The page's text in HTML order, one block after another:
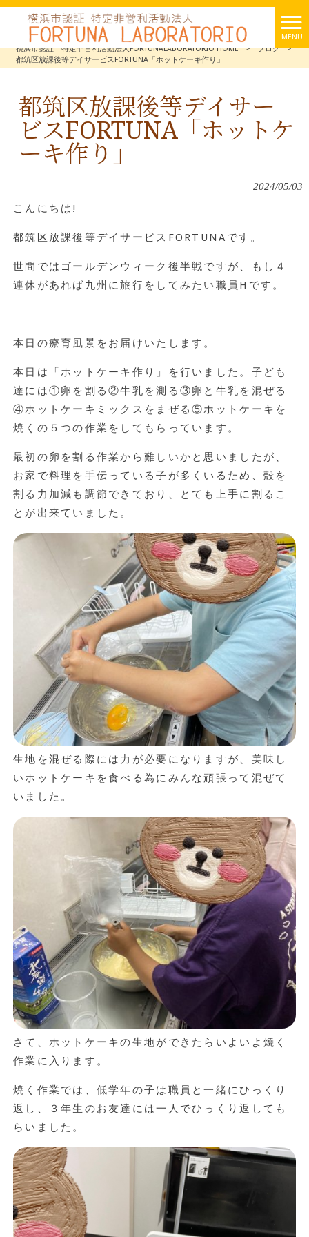
MENU
横浜市認証 特定非営利活動法人FORTUNALABORATORIO HOME
> ブログ
>
都筑区放課後等デイサービスFORTUNA「ホットケーキ作り」
都筑区放課後等デイサー
ビスFORTUNA「ホットケ
ーキ作り」
2024/05/03
こんにちは!
都筑区放課後等デイサービスFORTUNAです。
世間ではゴールデンウィーク後半戦ですが、もし４
連休があれば九州に旅行をしてみたい職員Hです。
本日の療育風景をお届けいたします。
本日は「ホットケーキ作り」を行いました。子ども
達には①卵を割る②牛乳を測る③卵と牛乳を混ぜる
④ホットケーキミックスをまぜる⑤ホットケーキを
焼くの５つの作業をしてもらっています。
最初の卵を割る作業から難しいかと思いましたが、
お家で料理を手伝っている子が多くいるため、殻を
割る力加減も調節できており、とても上手に割るこ
とが出来ていました。
生地を混ぜる際には力が必要になりますが、美味し
いホットケーキを食べる為にみんな頑張って混ぜて
いました。
さて、ホットケーキの生地ができたらいよいよ焼く
作業に入ります。
焼く作業では、低学年の子は職員と一緒にひっくり
返し、３年生のお友達には一人でひっくり返しても
らいました。